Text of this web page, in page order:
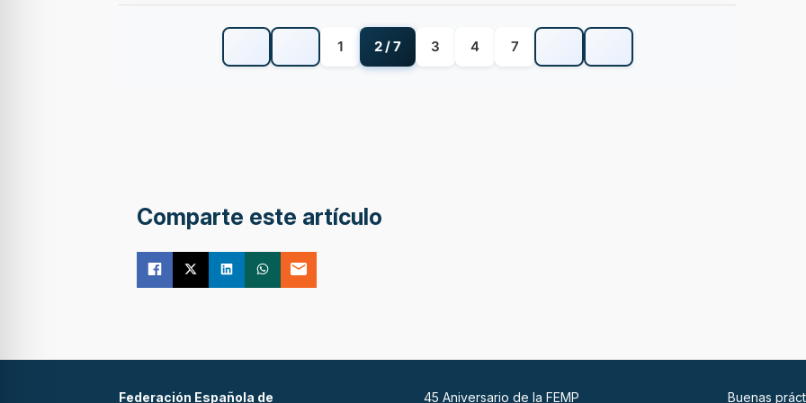
1 2 / 7 3 4 7
Comparte este artículo
Federación Española de 45 Aniversario de la FEMP Buenas